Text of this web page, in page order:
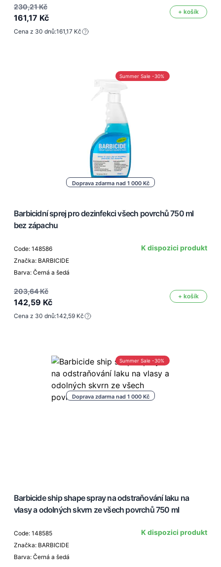
230,21 Kč
161,17 Kč
+ košík
Cena z 30 dnů:161,17 Kč
Doprava zdarma nad 1 000 Kč
Summer Sale -30%
Barbicidní sprej pro dezinfekci všech povrchů 750 ml
bez zápachu
Code: 148586
Značka: BARBICIDE
Barva: Černá a šedá
K dispozici produkt
203,64 Kč
142,59 Kč
+ košík
Cena z 30 dnů:142,59 Kč
Doprava zdarma nad 1 000 Kč
Summer Sale -30%
Barbicide ship shape spray na odstraňování laku na
vlasy a odolných skvrn ze všech povrchů 750 ml
Code: 148585
Značka: BARBICIDE
Barva: Černá a šedá
K dispozici produkt